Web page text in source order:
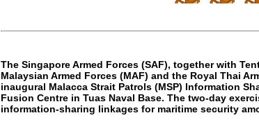
The Singapore Armed Forces (SAF), together with
Malaysian Armed Forces (MAF) and the Royal Thai
inaugural Malacca Strait Patrols (MSP) Information
Fusion Centre in Tuas Naval Base. The two-day
information-sharing linkages for maritime security